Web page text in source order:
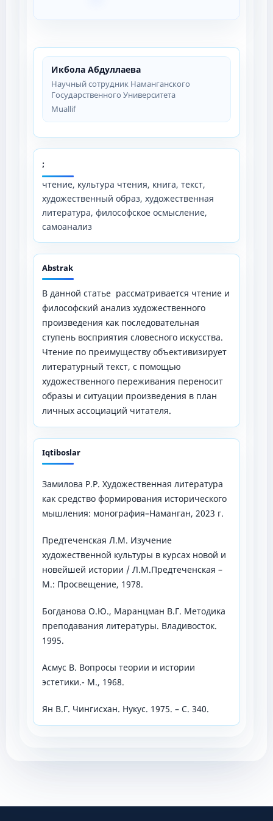
Икбола Абдуллаева
Научный сотрудник Наманганского
Государственного Университета
Muallif
;
чтение, культура чтения, книга, текст,
художественный образ, художественная
литература, философское осмысление,
самоанализ
Abstrak
В данной статье рассматривается чтение и
философский анализ художественного
произведения как последовательная
ступень восприятия словесного искусства.
Чтение по преимуществу объективизирует
литературный текст, с помощью
художественного переживания переносит
образы и ситуации произведения в план
личных ассоциаций читателя.
Iqtiboslar
Замилова Р.Р. Художественная литература
как средство формирования исторического
мышления: монография–Наманган, 2023 г.
Предтеченская Л.М. Изучение
художественной культуры в курсах новой и
новейшей истории / Л.М.Предтеченская –
М.: Просвещение, 1978.
Богданова О.Ю., Маранцман В.Г. Методика
преподавания литературы. Владивосток.
1995.
Асмус В. Вопросы теории и истории
эстетики.- М., 1968.
Ян В.Г. Чингисхан. Нукус. 1975. – С. 340.